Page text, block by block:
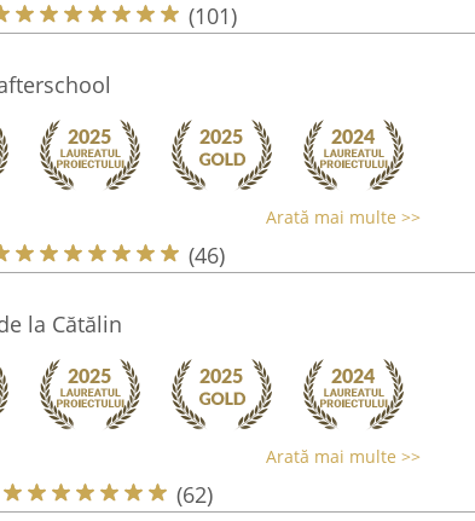
(101)
Arată mai multe >>
(46)
la Cătălin
Arată mai multe >>
(62)